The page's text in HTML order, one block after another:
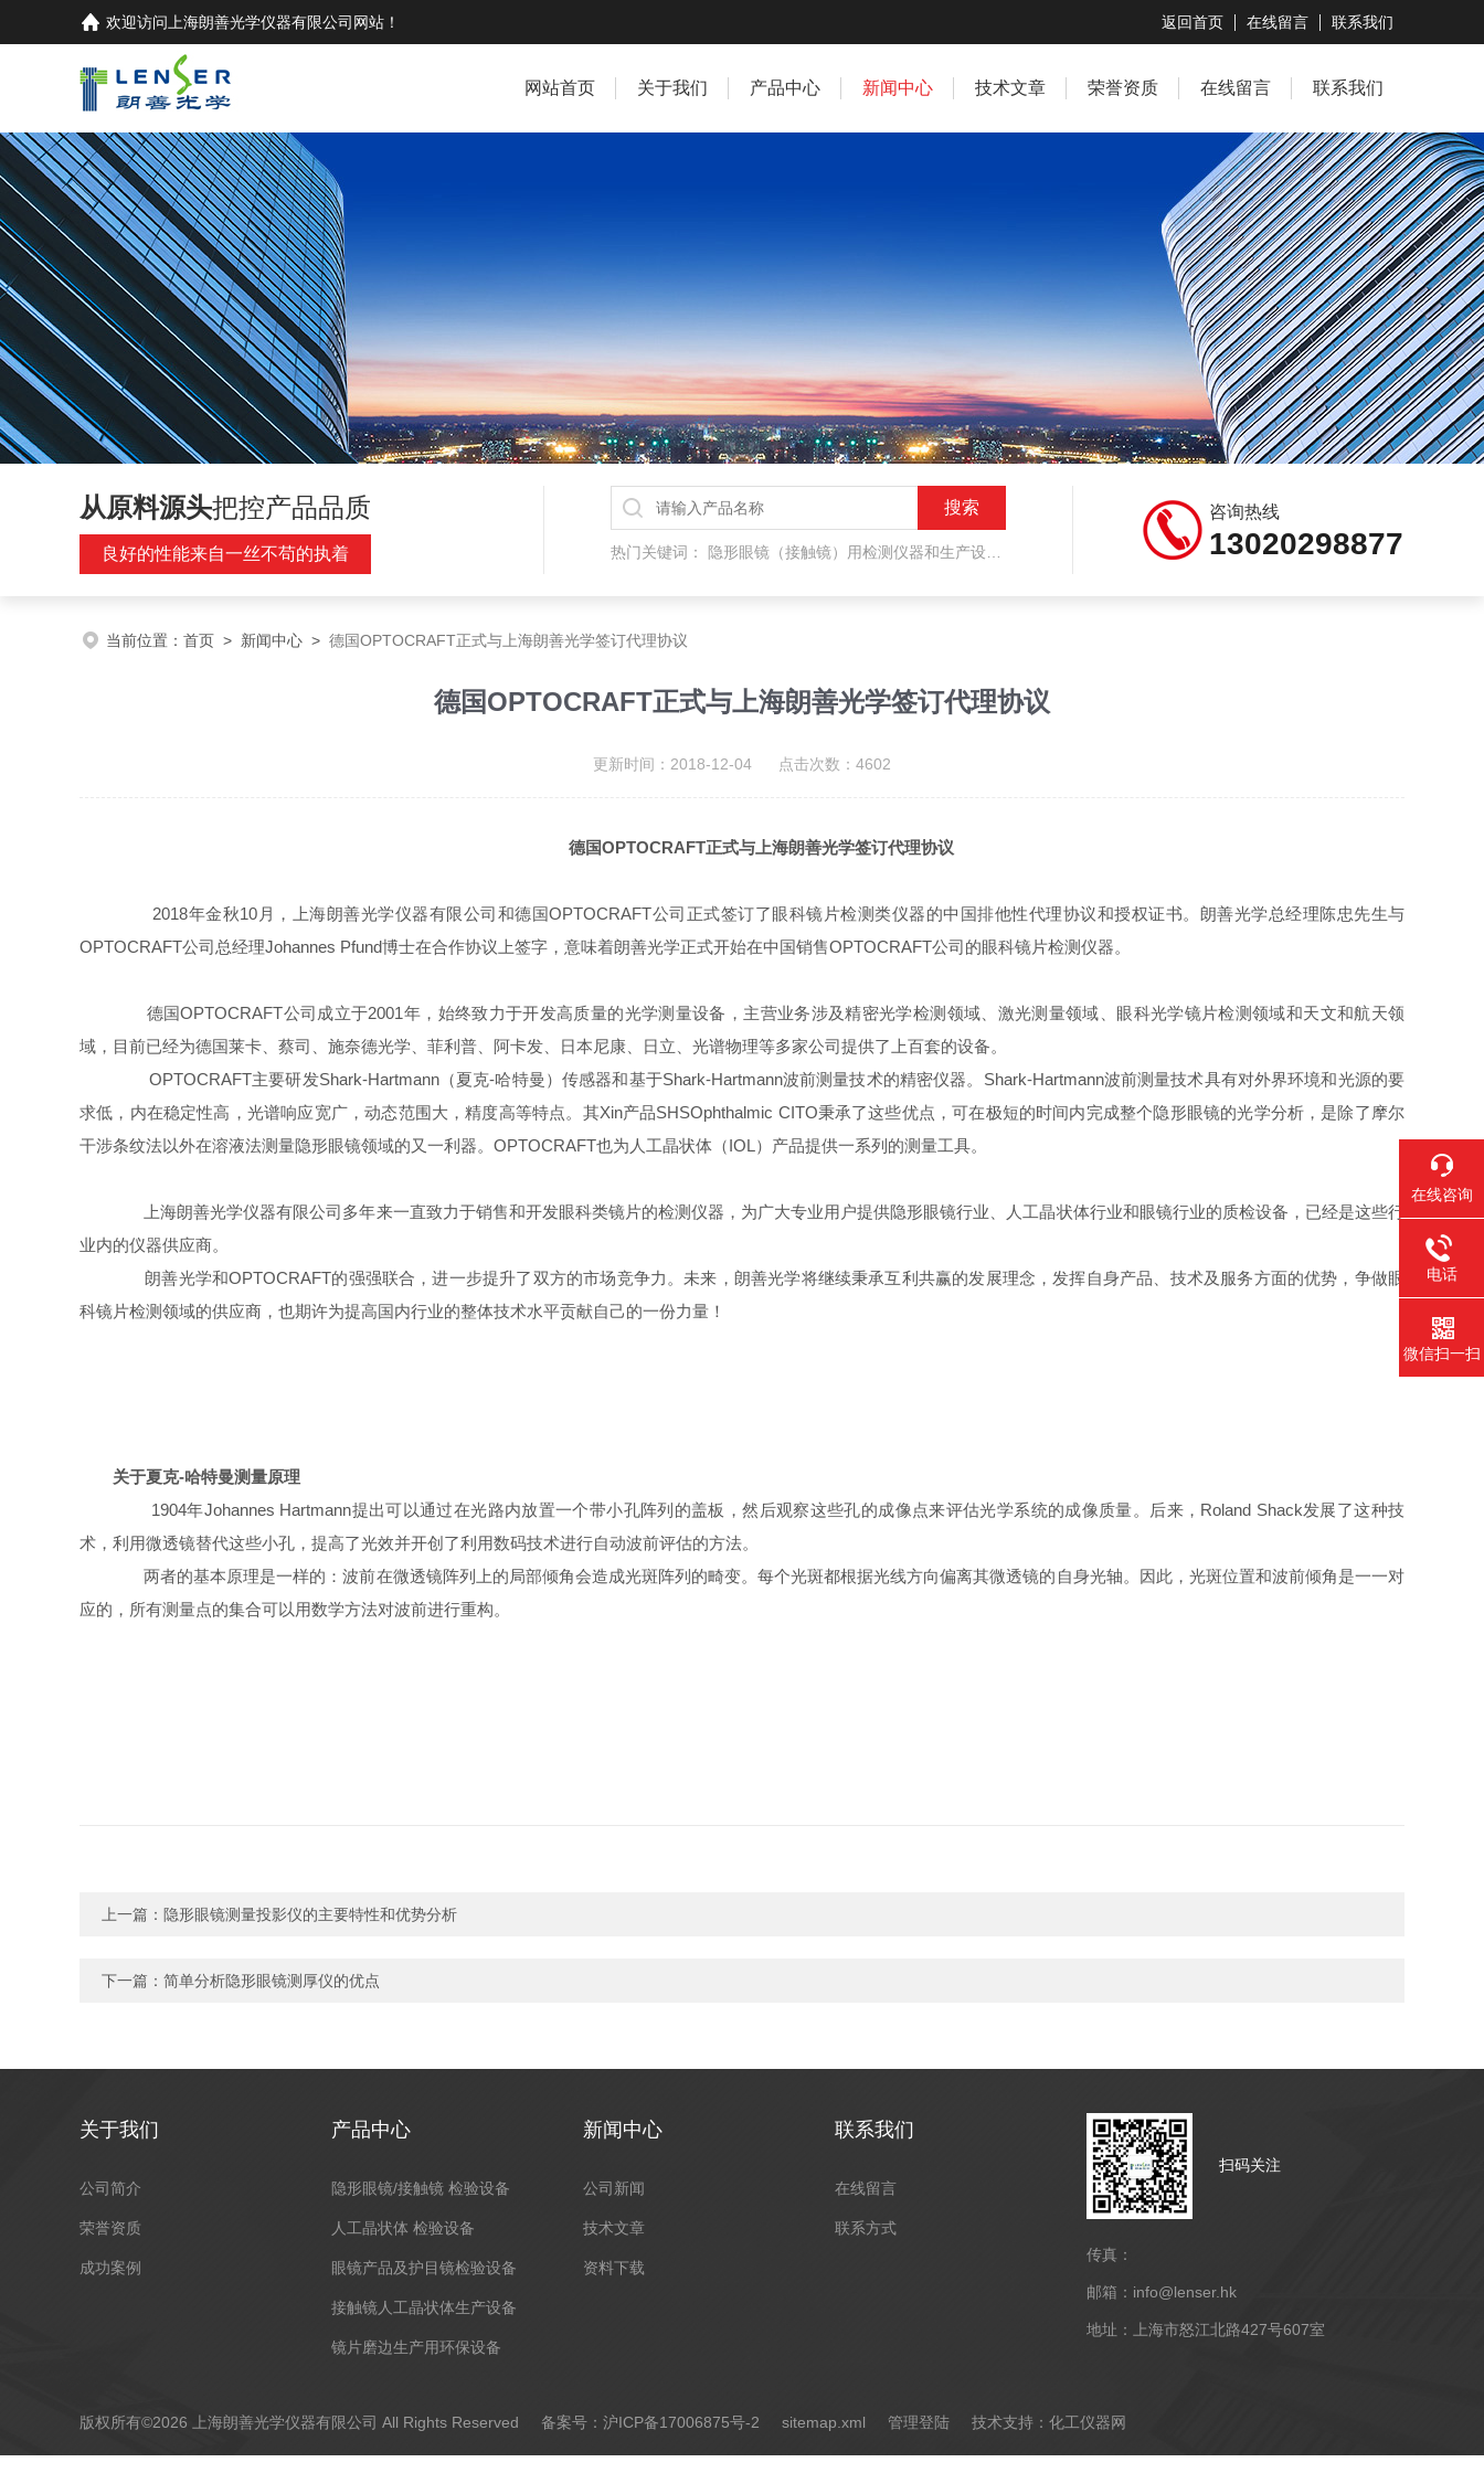
欢迎访问 上海朗善光学仪器有限公司 网站！ 返回首页 在线留言 联系我们
网站首页 关于我们 产品中心 新闻中心 技术文章 荣誉资质 在线留言 联系我们
从原料源头把控产品品质
良好的性能来自一丝不苟的执着 热门关键词： 隐形眼镜（接触镜）用检测仪器和生产设备，人工晶状体（IOL/ICL）用检测仪器和生产设备，眼镜产品检测仪器，水气处理环保设备
咨询热线
13020298877
当前位置： 首页 > 新闻中心 > 德国OPTOCRAFT正式与上海朗善光学签订代理协议
德国OPTOCRAFT正式与上海朗善光学签订代理协议
更新时间：2018-12-04 点击次数：4602
​德国OPTOCRAFT正式与上海朗善光学签订代理协议
2018年金秋10月，上海朗善光学仪器有限公司和德国OPTOCRAFT公司正式签订了眼科镜片检测类仪器的中国排他性代理协议和授权证书。朗善光学总经理陈忠先生与
OPTOCRAFT公司总经理Johannes Pfund博士在合作协议上签字，意味着朗善光学正式开始在中国销售OPTOCRAFT公司的眼科镜片检测仪器。
德国OPTOCRAFT公司成立于2001年，始终致力于开发高质量的光学测量设备，主营业务涉及精密光学检测领域、激光测量领域、眼科光学镜片检测领域和天文和航天领
域，目前已经为德国莱卡、蔡司、施奈德光学、菲利普、阿卡发、日本尼康、日立、光谱物理等多家公司提供了上百套的设备。
OPTOCRAFT主要研发Shark-Hartmann（夏克-哈特曼）传感器和基于Shark-Hartmann波前测量技术的精密仪器。Shark-Hartmann波前测量技术具有对外界环境和光源的要
求低，内在稳定性高，光谱响应宽广，动态范围大，精度高等特点。其Xin产品SHSOphthalmic CITO秉承了这些优点，可在极短的时间内完成整个隐形眼镜的光学分析，是除了摩尔
干涉条纹法以外在溶液法测量隐形眼镜领域的又一利器。OPTOCRAFT也为人工晶状体（IOL）产品提供一系列的测量工具。
上海朗善光学仪器有限公司多年来一直致力于销售和开发眼科类镜片的检测仪器，为广大专业用户提供隐形眼镜行业、人工晶状体行业和眼镜行业的质检设备，已经是这些行
业内的仪器供应商。
朗善光学和OPTOCRAFT的强强联合，进一步提升了双方的市场竞争力。未来，朗善光学将继续秉承互利共赢的发展理念，发挥自身产品、技术及服务方面的优势，争做眼
科镜片检测领域的供应商，也期许为提高国内行业的整体技术水平贡献自己的一份力量！
关于夏克-哈特曼测量原理
1904年Johannes Hartmann提出可以通过在光路内放置一个带小孔阵列的盖板，然后观察这些孔的成像点来评估光学系统的成像质量。后来，Roland Shack发展了这种技
术，利用微透镜替代这些小孔，提高了光效并开创了利用数码技术进行自动波前评估的方法。
两者的基本原理是一样的：波前在微透镜阵列上的局部倾角会造成光斑阵列的畸变。每个光斑都根据光线方向偏离其微透镜的自身光轴。因此，光斑位置和波前倾角是一一对
应的，所有测量点的集合可以用数学方法对波前进行重构。
上一篇： 隐形眼镜测量投影仪的主要特性和优势分析
下一篇： 简单分析隐形眼镜测厚仪的优点
关于我们
公司简介
荣誉资质
成功案例
产品中心
隐形眼镜/接触镜 检验设备
人工晶状体 检验设备
眼镜产品及护目镜检验设备
接触镜人工晶状体生产设备
镜片磨边生产用环保设备
新闻中心
公司新闻
技术文章
资料下载
联系我们
在线留言
联系方式
扫码关注
传真：
邮箱：info@lenser.hk
地址：上海市怒江北路427号607室
版权所有©2026 上海朗善光学仪器有限公司 All Rights Reserved 备案号：沪ICP备17006875号-2 sitemap.xml 管理登陆 技术支持： 化工仪器网
在线咨询
电话
微信扫一扫